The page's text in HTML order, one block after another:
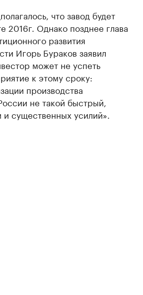
что завод будет
2016г. Однако позднее глава
развития
Игорь Бураков заявил
может не успеть
к этому сроку:
производства
не такой быстрый,
и существенных усилий».